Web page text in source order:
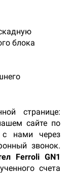
блока
странице:
сайте по
с нами через
звонок.
Ferroli GN1
счета